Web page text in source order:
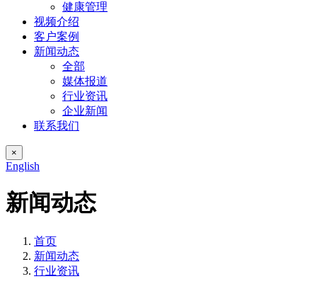
健康管理
视频介绍
客户案例
新闻动态
全部
媒体报道
行业资讯
企业新闻
联系我们
×
English
新闻动态
首页
新闻动态
行业资讯